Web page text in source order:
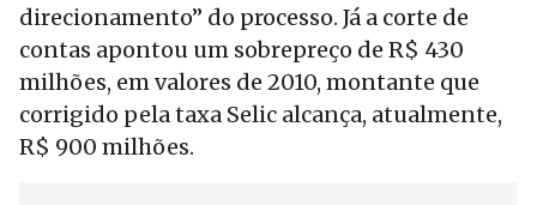
direcionamento” do processo. Já a corte de
contas apontou um sobrepreço de R$ 430
milhões, em valores de 2010, montante que
corrigido pela taxa Selic alcança, atualmente,
R$ 900 milhões.